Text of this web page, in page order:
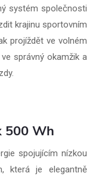
systém společnosti
krajinu sportovním
projíždět ve volném
správný okamžik a
500 Wh
spojujícím nízkou
která je elegantně